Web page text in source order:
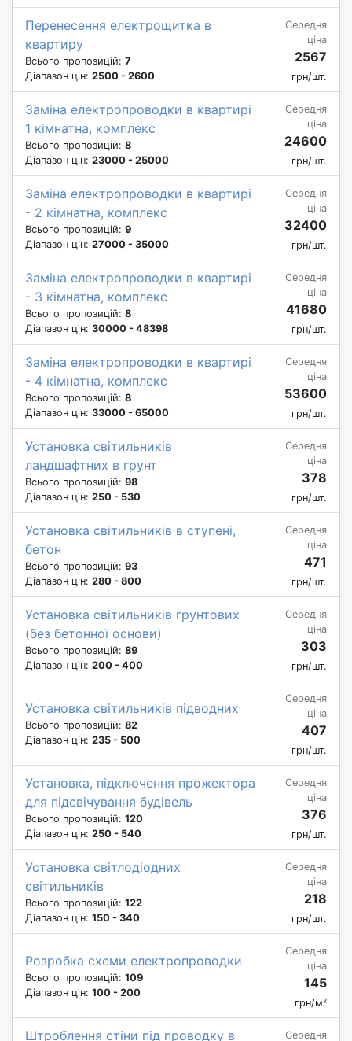
Перенесення електрощитка в
квартиру
Всього пропозицій: 7
Діапазон цін: 2500 - 2600
Середня
ціна
2567
грн/шт.
Заміна електропроводки в квартирі
1 кімнатна, комплекс
Всього пропозицій: 8
Діапазон цін: 23000 - 25000
Середня
ціна
24600
грн/шт.
Заміна електропроводки в квартирі
- 2 кімнатна, комплекс
Всього пропозицій: 9
Діапазон цін: 27000 - 35000
Середня
ціна
32400
грн/шт.
Заміна електропроводки в квартирі
- 3 кімнатна, комплекс
Всього пропозицій: 8
Діапазон цін: 30000 - 48398
Середня
ціна
41680
грн/шт.
Заміна електропроводки в квартирі
- 4 кімнатна, комплекс
Всього пропозицій: 8
Діапазон цін: 33000 - 65000
Середня
ціна
53600
грн/шт.
Установка світильників
ландшафтних в грунт
Всього пропозицій: 98
Діапазон цін: 250 - 530
Середня
ціна
378
грн/шт.
Установка світильників в ступені,
бетон
Всього пропозицій: 93
Діапазон цін: 280 - 800
Середня
ціна
471
грн/шт.
Установка світильників грунтових
(без бетонної основи)
Всього пропозицій: 89
Діапазон цін: 200 - 400
Середня
ціна
303
грн/шт.
Установка світильників підводних
Всього пропозицій: 82
Діапазон цін: 235 - 500
Середня
ціна
407
грн/шт.
Установка, підключення прожектора
для підсвічування будівель
Всього пропозицій: 120
Діапазон цін: 250 - 540
Середня
ціна
376
грн/шт.
Установка світлодіодних
світильників
Всього пропозицій: 122
Діапазон цін: 150 - 340
Середня
ціна
218
грн/шт.
Розробка схеми електропроводки
Всього пропозицій: 109
Діапазон цін: 100 - 200
Середня
ціна
145
грн/м²
Штроблення стіни під проводку в Середня